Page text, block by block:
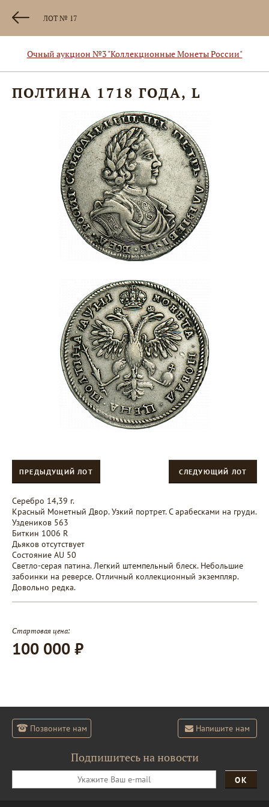
ЛОТ № 17
Очный аукцион №3 "Коллекционные Монеты России"
ПОЛТИНА 1718 ГОДА, L
ПРЕДЫДУЩИЙ ЛОТ СЛЕДУЮЩИЙ ЛОТ
Серебро 14,39 г.
Красный Монетный Двор. Узкий портрет. С арабесками на груди.
Уздеников 563
Биткин 1006 R
Дьяков отсутствует
Состояние AU 50
Светло-серая патина. Легкий штемпельный блеск. Небольшие
забоинки на реверсе. Отличный коллекционный экземпляр.
Довольно редка.
Стартовая цена:
100 000 ₽
Позвоните нам Напишите нам
Подпишитесь на новости
ОК